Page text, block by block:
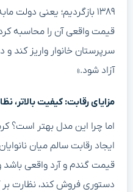
۱۳۸۹ بازگردیم؛ یعنی دولت
قیمت واقعی آن را محاسبه
سرپرستان خانوار واریز کند و
آزاد شود.»
مزایای رقابت: کیفیت بالاتر،
اما چرا این مدل بهتر است؟
ایجاد رقابت سالم میان
قیمت گندم و آرد واقعی باشد
دستوری فروش کند، نظارت